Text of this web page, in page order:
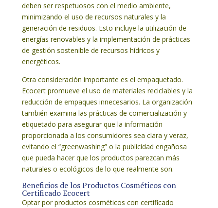
deben ser respetuosos con el medio ambiente,
minimizando el uso de recursos naturales y la
generación de residuos. Esto incluye la utilización de
energías renovables y la implementación de prácticas
de gestión sostenible de recursos hídricos y
energéticos.
Otra consideración importante es el empaquetado.
Ecocert promueve el uso de materiales reciclables y la
reducción de empaques innecesarios. La organización
también examina las prácticas de comercialización y
etiquetado para asegurar que la información
proporcionada a los consumidores sea clara y veraz,
evitando el “greenwashing” o la publicidad engañosa
que pueda hacer que los productos parezcan más
naturales o ecológicos de lo que realmente son.
Beneficios de los Productos Cosméticos con
Certificado Ecocert
Optar por productos cosméticos con certificado